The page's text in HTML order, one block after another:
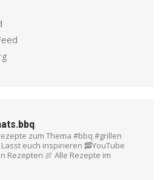
zum Thema #bbq #grillen
Lasst euch inspirieren 🥓YouTube
Rezepten 🍖 Alle Rezepte im